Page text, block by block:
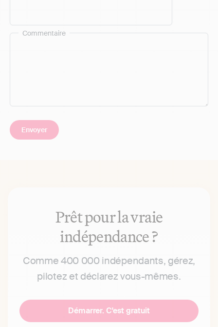
Commentaire
Prêt pour la vraie
indépendance ?
Comme 400 000 indépendants, gérez,
pilotez et déclarez vous-mêmes.
Démarrer. C'est gratuit